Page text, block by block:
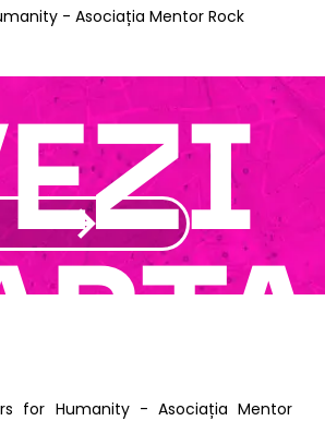
- Asociația Mentor Rock
for Humanity - Asociația Mentor